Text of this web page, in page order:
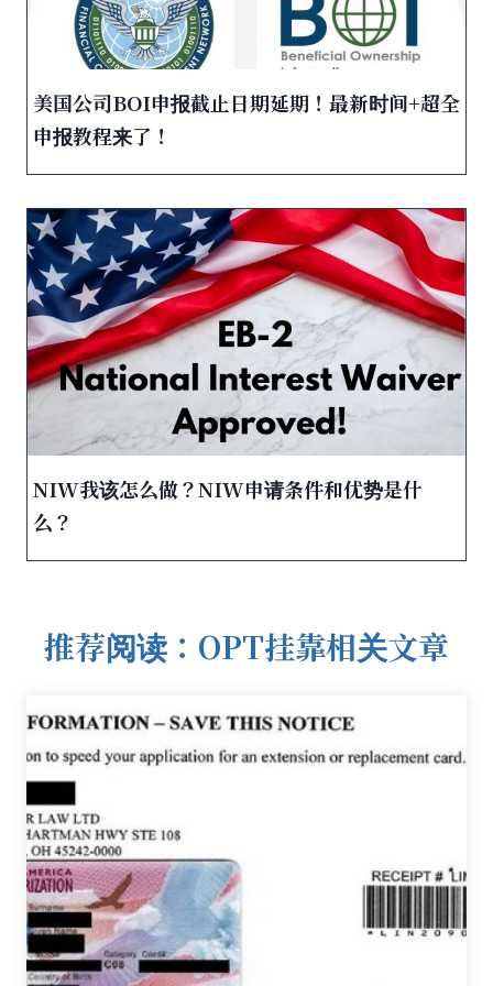
美国公司BOI申报截止日期延期！最新时间+超全
申报教程来了！
NIW我该怎么做？NIW申请条件和优势是什
么？
推荐阅读：OPT挂靠相关文章